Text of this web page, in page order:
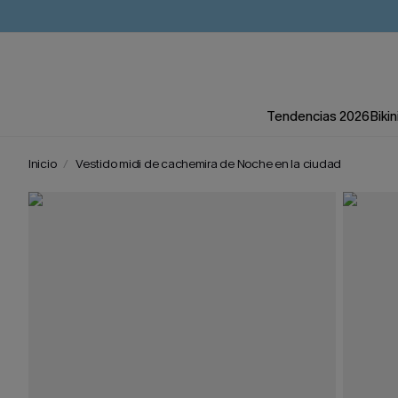
Tendencias 2026
Inicio Vestido midi de cachemira de Noche en la ciudad